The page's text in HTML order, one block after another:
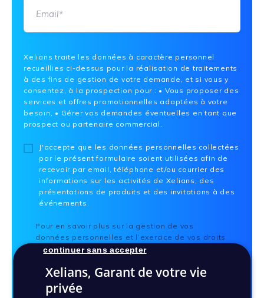
Xelians traite les données à caractère personnel
recueillies ci-dessus pour la réalisation de traitements
à des fins de gestion de votre demande, et si vous y
consentez, à la prospection pour : • Vous proposer des
services et offres promotionnelles adaptées à votre
besoin, • Gérer vos demandes éventuelles en tant que
prospect ou partenaire commercial.
J'accepte que les données personnelles collectées
par le présent formulaire soient utilisées afin de
recevoir par email, téléphone et/ou courrier des
informations sur les activités de Xelians, des
présentations de produits et des invitations à des
événements.
Pour en savoir plus sur la gestion de vos
données personnelles et l’exercice de vos droits
« informatiques et libertés », reportez-vous à
Xelians, Garant de votre vie
privée
continuer sans accepter